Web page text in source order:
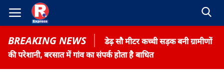
BREAKING NEWS
डेढ़ सौ मीटर कच्ची सड़क बनी ग्रामीणों
की परेशानी, बरसात में गांव का संपर्क होता है बाधित